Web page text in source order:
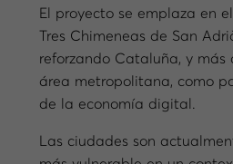
El proyecto se emplaza en
Tres Chimeneas de San
reforzando Cataluña, y más
área metropolitana, como
de la economía digital.
Las ciudades son